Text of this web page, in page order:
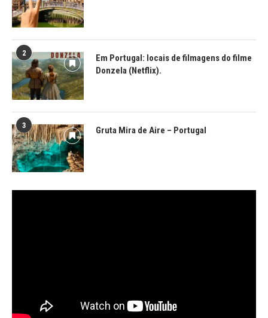
2
Em Portugal: locais de filmagens do filme
Donzela (Netflix).
3 Gruta Mira de Aire – Portugal